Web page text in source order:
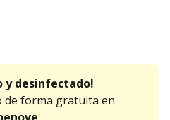
y desinfectado!
de forma gratuita en